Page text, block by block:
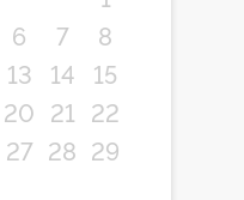
6 7
8
13 14
15
20 21 22
27 28 29